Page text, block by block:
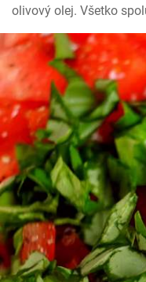
olivový olej. Všetko